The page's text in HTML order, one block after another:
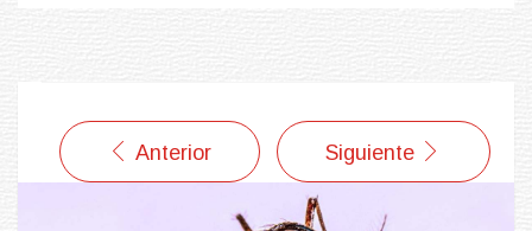
Anterior Siguiente